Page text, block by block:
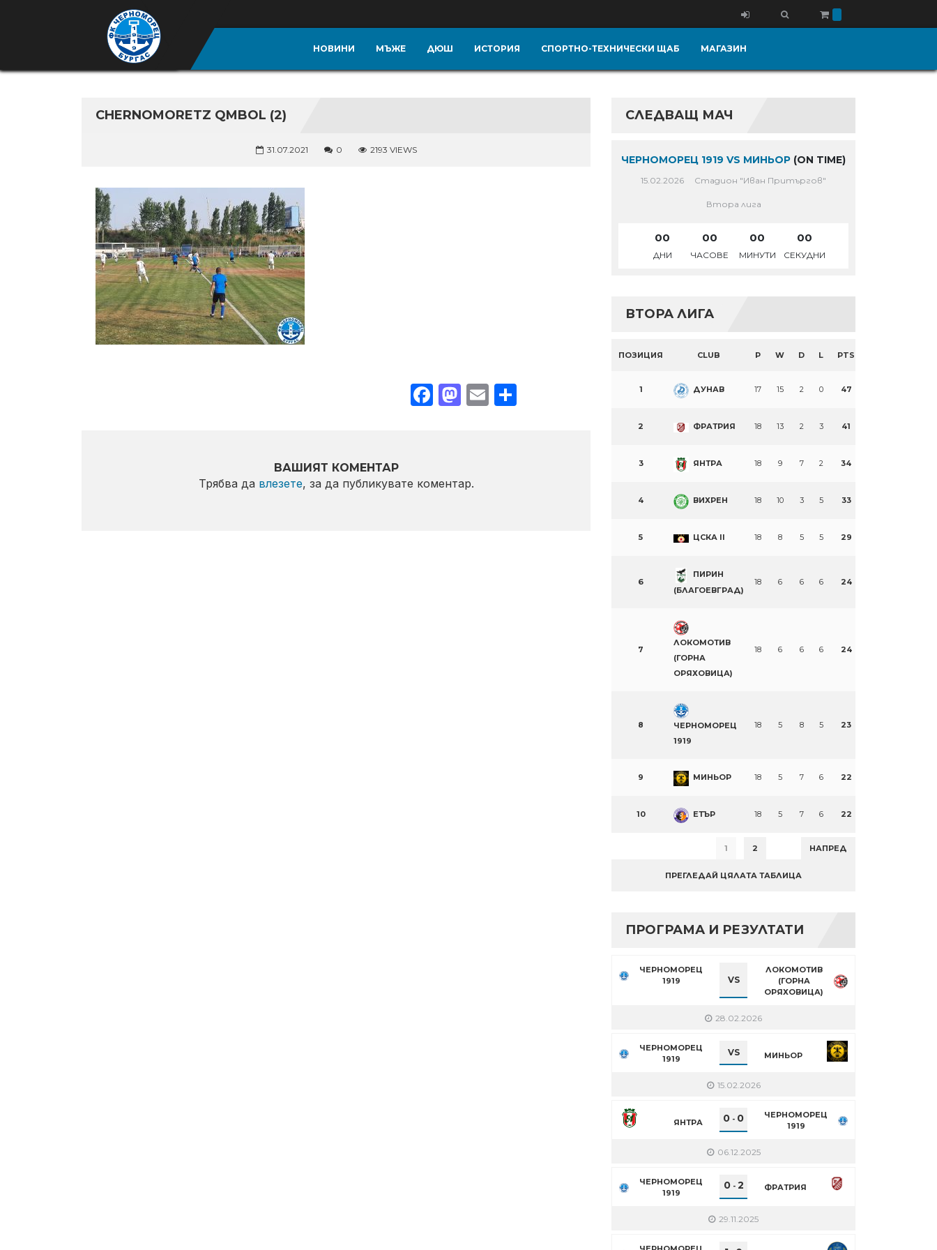
НОВИНИ МЪЖЕ ДЮШ ИСТОРИЯ СПОРТНО-ТЕХНИЧЕСКИ ЩАБ МАГАЗИН
CHERNOMORETZ QMBOL (2)
31.07.2021 0 2193 VIEWS
Facebook
Mastodon
EmailShare
ВАШИЯТ КОМЕНТАР
Трябва да влезете, за да публикувате коментар.
СЛЕДВАЩ МАЧ
ЧЕРНОМОРЕЦ 1919 VS МИНЬОР (ON TIME)
15.02.2026 Стадион "Иван Притъргов"
Втора лига
00
ДНИ
00
ЧАСОВЕ
00
МИНУТИ
00
СЕКУДНИ
ВТОРА ЛИГА
ПОЗИЦИЯ CLUB P W D L PTS
1 ДУНАВ 17 15 2 0 47
2 ФРАТРИЯ 18 13 2 3 41
3 ЯНТРА 18 9 7 2 34
4 ВИХРЕН 18 10 3 5 33
5 ЦСКА II 18 8 5 5 29
6
ПИРИН
(БЛАГОЕВГРАД)
18 6 6 6 24
7
ЛОКОМОТИВ
(ГОРНА
ОРЯХОВИЦА)
18 6 6 6 24
8
ЧЕРНОМОРЕЦ
1919
18 5 8 5 23
9 МИНЬОР 18 5 7 6 22
10 ЕТЪР 18 5 7 6 22
1 2 НАПРЕД
ПРЕГЛЕДАЙ ЦЯЛАТА ТАБЛИЦА
ПРОГРАМА И РЕЗУЛТАТИ
ЧЕРНОМОРЕЦ
1919
VS
ЛОКОМОТИВ
(ГОРНА
ОРЯХОВИЦА)
28.02.2026
ЧЕРНОМОРЕЦ
1919
VS МИНЬОР
15.02.2026
ЯНТРА 0 - 0
ЧЕРНОМОРЕЦ
1919
06.12.2025
ЧЕРНОМОРЕЦ
1919
0- 2 ФРАТРИЯ
29.11.2025